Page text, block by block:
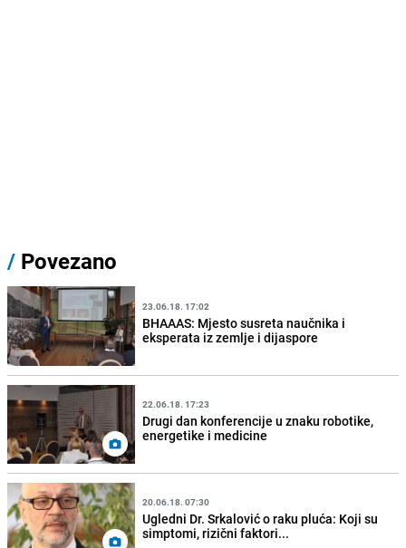
/ Povezano
23.06.18. 17:02
BHAAAS: Mjesto susreta naučnika i
eksperata iz zemlje i dijaspore
22.06.18. 17:23
Drugi dan konferencije u znaku robotike,
energetike i medicine
20.06.18. 07:30
Ugledni Dr. Srkalović o raku pluća: Koji su
simptomi, rizični faktori...